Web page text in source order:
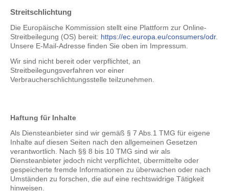
Streitschlichtung
Die Europäische Kommission stellt eine Plattform zur Online-
Streitbeilegung (OS) bereit: https://ec.europa.eu/consumers/odr.
Unsere E-Mail-Adresse finden Sie oben im Impressum.
Wir sind nicht bereit oder verpflichtet, an
Streitbeilegungsverfahren vor einer
Verbraucherschlichtungsstelle teilzunehmen.
Haftung für Inhalte
Als Diensteanbieter sind wir gemäß § 7 Abs.1 TMG für eigene
Inhalte auf diesen Seiten nach den allgemeinen Gesetzen
verantwortlich. Nach §§ 8 bis 10 TMG sind wir als
Diensteanbieter jedoch nicht verpflichtet, übermittelte oder
gespeicherte fremde Informationen zu überwachen oder nach
Umständen zu forschen, die auf eine rechtswidrige Tätigkeit
hinweisen.